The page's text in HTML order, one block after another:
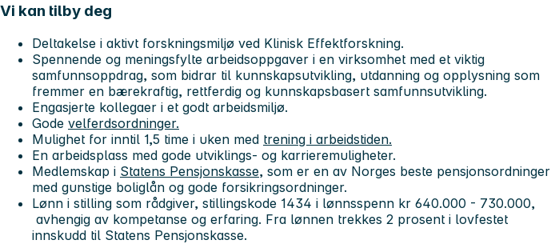
Vi kan tilby deg
Deltakelse i aktivt forskningsmiljø ved Klinisk Effektforskning.
Spennende og meningsfylte arbeidsoppgaver i en virksomhet med et viktig
samfunnsoppdrag, som bidrar til kunnskapsutvikling, utdanning og opplysning som
fremmer en bærekraftig, rettferdig og kunnskapsbasert samfunnsutvikling.
Engasjerte kollegaer i et godt arbeidsmiljø.
Gode velferdsordninger.
Mulighet for inntil 1,5 time i uken med trening i arbeidstiden.
En arbeidsplass med gode utviklings- og karrieremuligheter.
Medlemskap i Statens Pensjonskasse, som er en av Norges beste pensjonsordninger
med gunstige boliglån og gode forsikringsordninger.
Lønn i stilling som rådgiver, stillingskode 1434 i lønnsspenn kr 640.000 - 730.000,
avhengig av kompetanse og erfaring. Fra lønnen trekkes 2 prosent i lovfestet
innskudd til Statens Pensjonskasse.